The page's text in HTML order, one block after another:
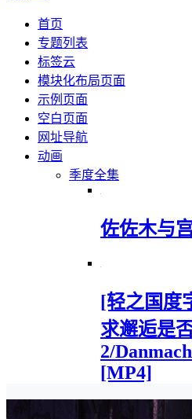
首页
专题列表
标签云
模块化布局页面
示例页面
空白页面
网址导航
动画
季度全集
佐佐木与
[轻之国度
求邂逅是
2/
[MP4]